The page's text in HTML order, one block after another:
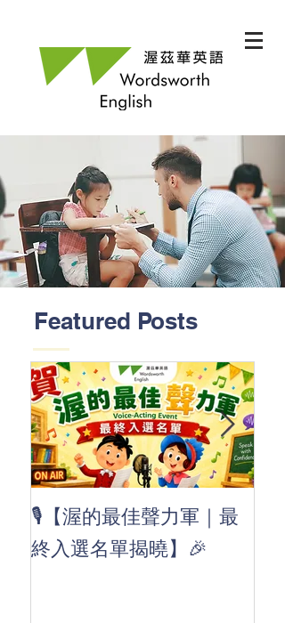
Featured Posts
🎙️【渥的最佳聲力軍｜最
終入選名單揭曉】🎉